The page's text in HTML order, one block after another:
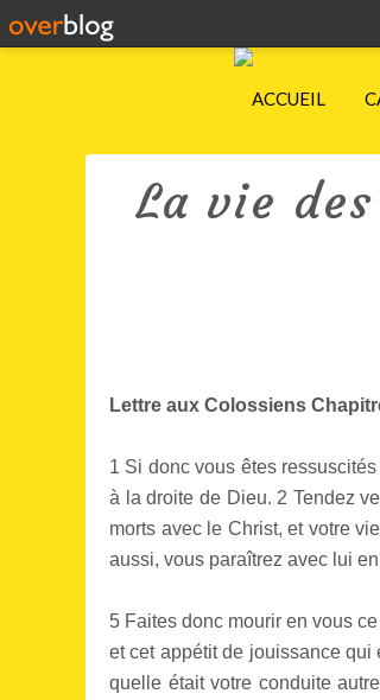
ACCUEIL
La vie
Lettre aux Colossiens
1 Si donc vous êtes
à la droite de Dieu. 2 Tendez
morts avec le Christ, et votre
aussi, vous paraîtrez avec lui
5 Faites donc mourir en vous
et cet appétit de jouissance
quelle était votre conduite